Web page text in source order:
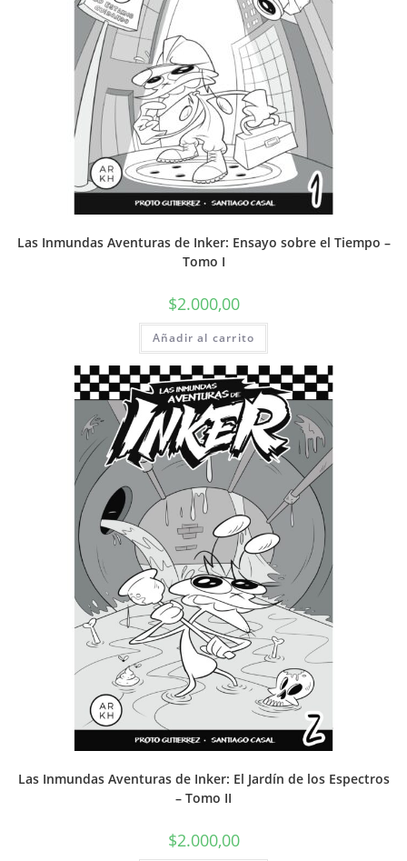
Las Inmundas Aventuras de Inker: Ensayo sobre el Tiempo –
Tomo I
$2.000,00
Añadir al carrito
Las Inmundas Aventuras de Inker: El Jardín de los Espectros
– Tomo II
$2.000,00